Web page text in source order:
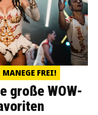
FREI!
große WOW-